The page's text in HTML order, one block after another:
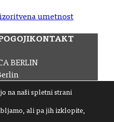
umetnost
na naši spletni strani
ali pa jih izklopite,
KONTAKT
BERLIN